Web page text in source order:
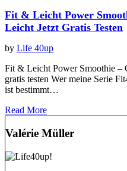
Fit & Leicht Power
Leicht Jetzt Gratis Testen
by Life 40up
Fit & Leicht Power Smoothie
gratis testen Wer meine Serie
ist bestimmt…
Read More
Valérie Müller